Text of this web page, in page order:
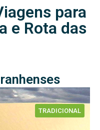
para
e Rota das
TRADICIONAL